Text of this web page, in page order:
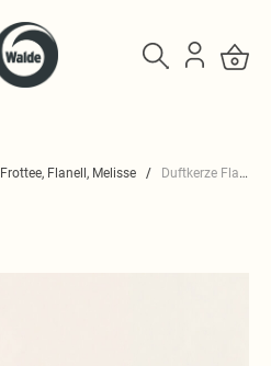
Frottee, Flanell, Melisse Duftkerze Flanell